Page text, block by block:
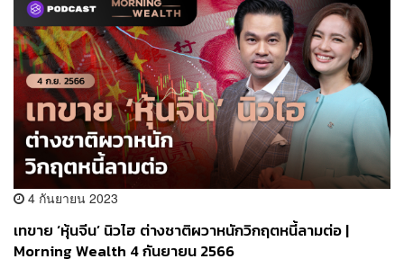
4 กันยายน 2023
เทขาย ‘หุ้นจีน’ นิวไฮ ต่างชาติผวาหนักวิกฤตหนี้ลามต่อ |
Morning Wealth 4 กันยายน 2566